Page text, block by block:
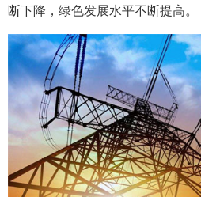
断下降，绿色发展水平不断提高。